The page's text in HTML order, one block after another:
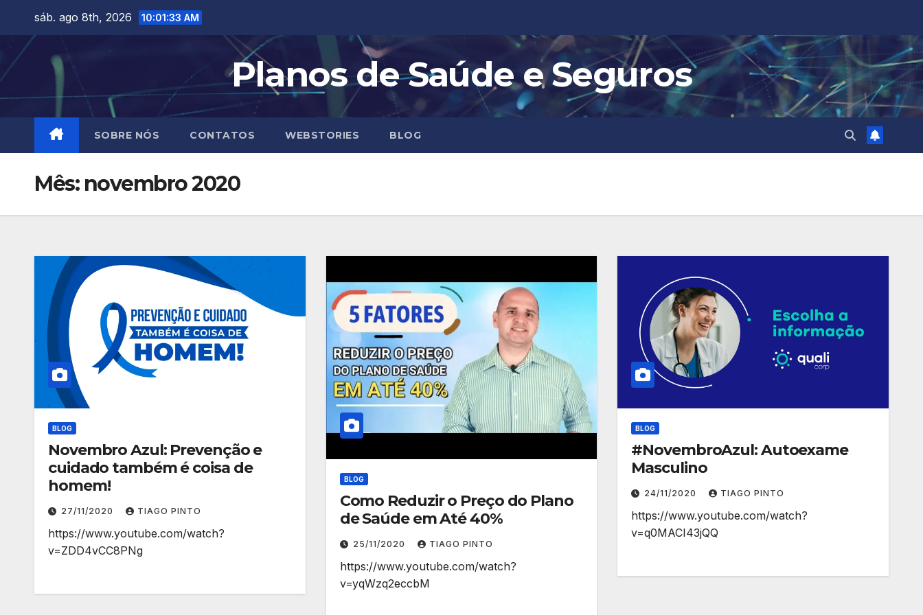
content
sáb. ago 8th, 2026 10:01:33 AM
Planos de Saúde e Seguros
SOBRE NÓS CONTATOS WEBSTORIES BLOG
Mês: novembro 2020
BLOG
Novembro Azul: Prevenção e
cuidado também é coisa de
homem!
27/11/2020 TIAGO PINTO
https://www.youtube.com/watch?
v=ZDD4vCC8PNg
BLOG
Como Reduzir o Preço do Plano
de Saúde em Até 40%
25/11/2020 TIAGO PINTO
https://www.youtube.com/watch?
v=yqWzq2eccbM
BLOG
#NovembroAzul: Autoexame
Masculino
24/11/2020 TIAGO PINTO
https://www.youtube.com/watch?
v=q0MACI43jQQ